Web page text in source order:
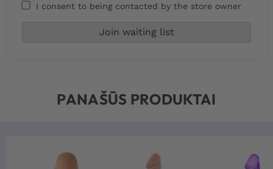
I consent to being contacted by the store owner
PANAŠŪS PRODUKTAI